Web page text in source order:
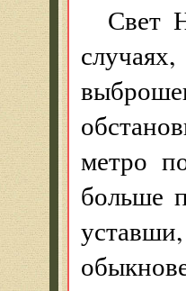
Свет
метро
больше